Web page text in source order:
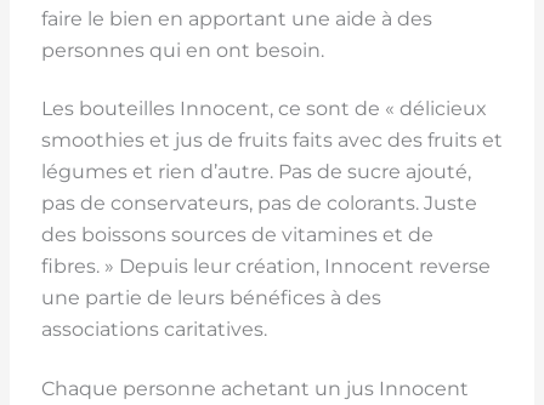
faire le bien en apportant une aide à des
personnes qui en ont besoin.
Les bouteilles Innocent, ce sont de « délicieux
smoothies et jus de fruits faits avec des fruits et
légumes et rien d’autre. Pas de sucre ajouté,
pas de conservateurs, pas de colorants. Juste
des boissons sources de vitamines et de
fibres. » Depuis leur création, Innocent reverse
une partie de leurs bénéfices à des
associations caritatives.
Chaque personne achetant un jus Innocent